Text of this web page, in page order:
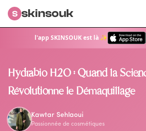
l'app SKINSOUK est là ✨
S skinsouk
Retour au blog
Hydrabio H2O : Quand la
Révolutionne le Démaquillage
Kawtar Sehlaoui
Passionnée de cosmétiques